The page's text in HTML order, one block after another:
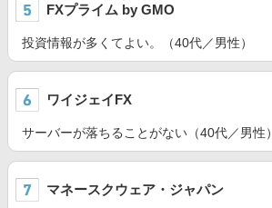
FXプライム by GMO
投資情報が多くてよい。（40代／男性）
ワイジェイFX
サーバーが落ちることがない（40代／男性）
マネースクウェア・ジャパン